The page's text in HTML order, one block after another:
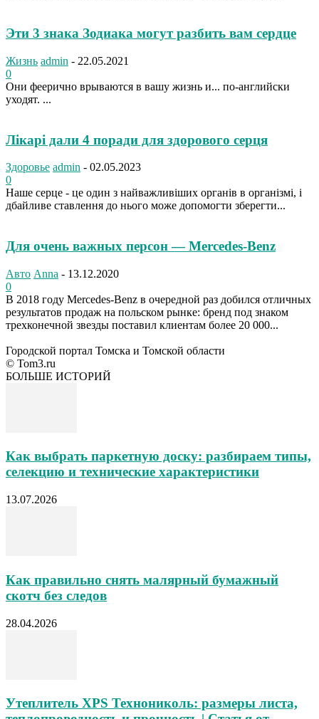
Эти 3 знака Зодиака могут разбить вам сердце
Жизнь admin - 22.05.2021
0
Они феерично врываются в вашу жизнь и... по-английски
уходят. ...
Лікарі дали 4 поради для здорового серця
Здоровье admin - 02.05.2023
0
Наше серце - це один з найважливіших органів в організмі, і
дбайливе ставлення до нього може допомогти зберегти...
Для очень важных персон — Mercedes-Benz
Авто Anna - 13.12.2020
0
В 2018 году Mercedes-Benz в очередной раз добился отличных
результатов продаж на польском рынке: бренд под знаком
трехконечной звезды поставил клиентам более 20 000...
Городской портал Томска и Томской области
© Tom3.ru
БОЛЬШЕ ИСТОРИЙ
Как выбрать паркетную доску: разбираем типы,
селекцию и технические характеристики
13.07.2026
Как правильно снять малярный бумажный
скотч без следов
28.04.2026
Утеплитель XPS Технониколь: размеры листа,